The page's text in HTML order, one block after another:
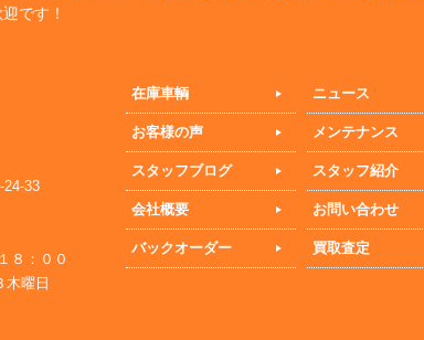
です！
24-33
８：００
曜日
在庫車輌 ニュース
お客様の声 メンテナンス
スタッフブログ スタッフ紹介
会社概要 お問い合わせ
バックオーダー 買取査定